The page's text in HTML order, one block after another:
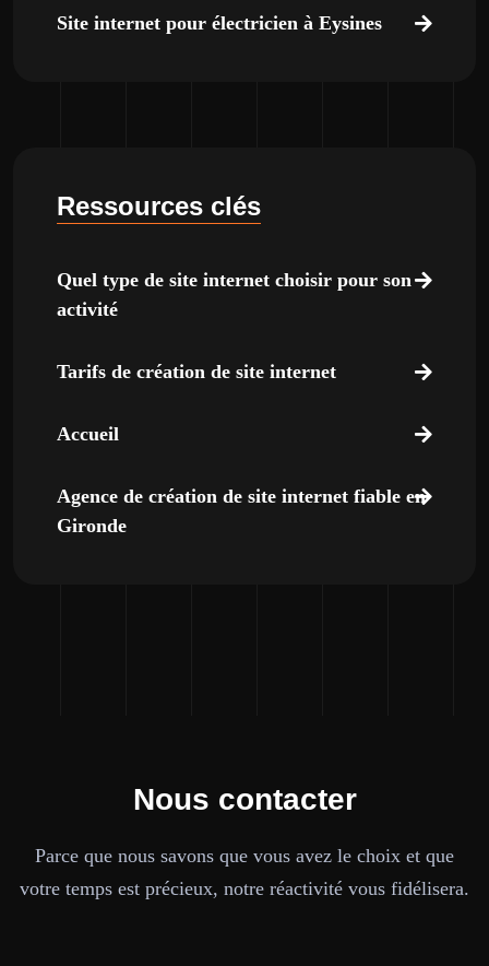
Site internet pour électricien à Eysines
Ressources clés
Quel type de site internet choisir pour son
activité
Tarifs de création de site internet
Accueil
Agence de création de site internet fiable en
Gironde
Nous contacter
Parce que nous savons que vous avez le choix et que
votre temps est précieux, notre réactivité vous fidélisera.